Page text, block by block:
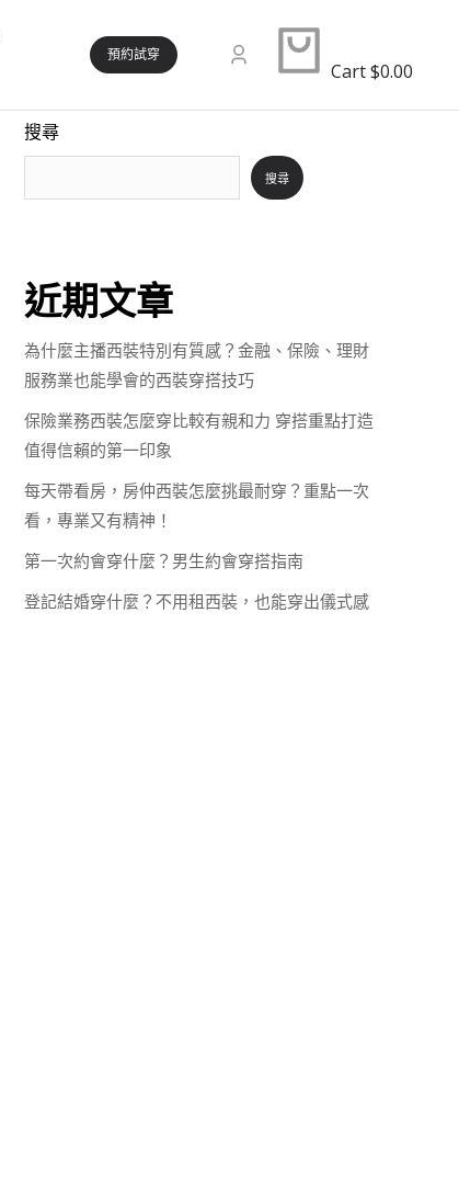
預約試穿
Cart$0.00
搜尋
搜尋
近期文章
為什麼主播西裝特別有質感？金融、保險、理財
服務業也能學會的西裝穿搭技巧
保險業務西裝怎麼穿比較有親和力 穿搭重點打造
值得信賴的第一印象
每天帶看房，房仲西裝怎麼挑最耐穿？重點一次
看，專業又有精神！
第一次約會穿什麼？男生約會穿搭指南
登記結婚穿什麼？不用租西裝，也能穿出儀式感